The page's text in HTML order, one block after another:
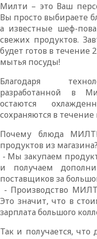
Милти – это Ваш
Вы просто выбираете
а известные шеф-
свежих продуктов.
будет готов в течение
мытья посуды!
Благодаря
разработанной в
остаются
сохраняются в
Почему блюда
продуктов из магазина?
- Мы закупаем
и получаем
поставщиков за
- Производство
Это значит, что в
зарплата большого
Так и получается,